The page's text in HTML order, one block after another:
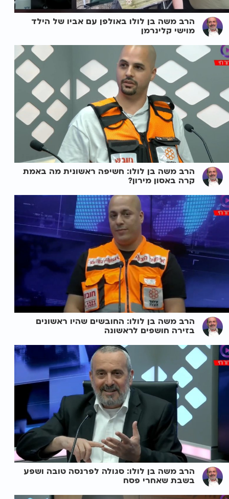
הרב משה בן לולו באולפן עם אביו של הילד
מוישי קלינרמן
הרב משה בן לולו: חשיפה ראשונית מה באמת
קרה באסון מירון?
הרב משה בן לולו: החובשים שהיו ראשונים
בזירה חושפים לראשונה
הרב משה בן לולו: סגולה לפרנסה טובה ושפע
בשבת שאחרי פסח